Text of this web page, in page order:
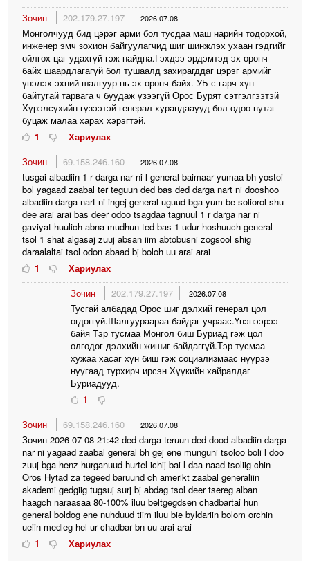
Зочин
202.179.27.197 2026.07.08
Монголчууд бид цэрэг арми бол тусдаа маш нарийн тодорхой,
инженер эмч зохион байгуулагчид шиг шинжлэх ухаан гэдгийг
ойлгох цаг удахгүй гэж найдна.Гэхдээ эрдэмтэд эх оронч
байх шаардлагагүй бол тушаалд захирагддаг цэрэг армийг
үнэлэх эхний шалгуур нь эх оронч байх. УБ-с гарч хүн
байтугай тарвага ч буудаж үзээгүй Орос Бурят сэтгэлгээтэй
Хүрэлсүхийн гүзээтэй генерал хурандааууд бол одоо нутаг
буцаж малаа харах хэрэгтэй.
1
Хариулах
Зочин
69.158.246.160 2026.07.08
tusgai albadiin 1 r darga nar ni l general baimaar yumaa bh yostoi
bol yagaad zaabal ter teguun ded bas ded darga nart ni dooshoo
albadiin darga nart ni ingej general uguud bga yum be soliorol shu
dee arai arai bas deer odoo tsagdaa tagnuul 1 r darga nar ni
gaviyat huulich abna mudhun ted bas 1 udur hoshuuch general
tsol 1 shat algasaj zuuj absan iim abtobusni zogsool shig
daraalaltai tsol odon abaad bj boloh uu arai arai
1
Хариулах
Зочин
202.179.27.197 2026.07.08
Тусгай албадад Орос шиг дэлхий генерал цол
өгдөггүй.Шалгуураараа байдаг учраас.Үнэнээрээ
байя Тэр тусмаа Монгол биш Буриад гэж цол
олгодог дэлхийн жишиг байдаггүй.Тэр тусмаа
хужаа хасаг хүн биш гэж социализмаас нүүрээ
нуугаад турхирч ирсэн Хүүкийн хайралдаг
Буриадууд.
1
Зочин
69.158.246.160 2026.07.08
Зочин 2026-07-08 21:42 ded darga teruun ded dood albadiin darga
nar ni yagaad zaabal general bh gej ene munguni tsoloo boli l doo
zuuj bga henz hurganuud hurtel ichij bai l daa naad tsoliig chin
Oros Hytad za tegeed baruund ch amerikt zaabal generaliin
akademi gedgiig tugsuj surj bj abdag tsol deer tsereg alban
haagch naraasaa 80-100% iluu beltgegdsen chadbartai hun
general boldog ene nuhduud tiim iluu bie byldariin bolom orchin
ueiin medleg hel ur chadbar bn uu arai arai
1
Хариулах